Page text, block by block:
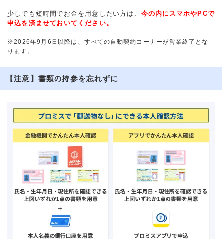
少しでも短時間でお金を用意したい方は、 今の内にスマホやPCで
申込を済ませておいてください。
※2026年9月6日以降は、すべての自動契約コーナーが営業終了とな
ります。
【注意】書類の持参を忘れずに